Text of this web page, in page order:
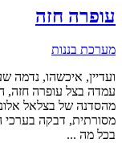
עופרה חזה
מערכת בננות
ועדיין, איכשהו, נדמה
עמדה בצל עופרה חזה,
מהסדנה של בצלאל
מסורתית, דבקה
בכל מה ...